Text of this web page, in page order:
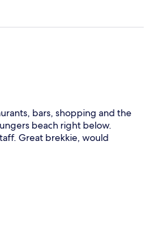
bars, shopping and the
beach right below.
Great brekkie, would